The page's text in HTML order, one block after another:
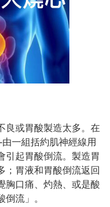
良或胃酸製造太多。在
-由一組括約肌神經線用
引起胃酸倒流。製造胃
；胃液和胃酸倒流返回
胸口痛、灼熱、或是酸
流」。